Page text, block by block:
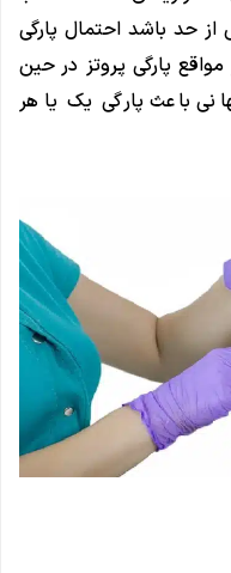
حد باشد احتمال پارگی
پارگی پروتز در حین
باعث پارگی یک یا هر